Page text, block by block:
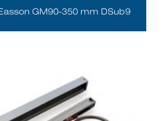
GM90-350 mm DSub9